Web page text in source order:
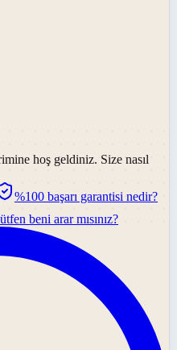
hoş geldiniz. Size nasıl
%100 başarı garantisi nedir?
beni arar mısınız?